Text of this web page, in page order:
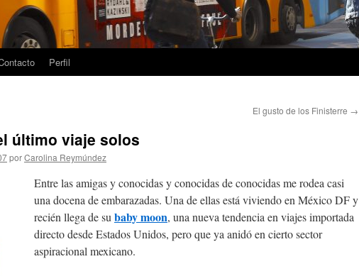
Perfil
El gusto de los Finisterre →
último viaje solos
porCarolina Reymúndez
Entre las amigas y conocidas y conocidas de conocidas me rodea casi
una docena de embarazadas. Una de ellas está viviendo en México DF y
recién llega de su baby moon, una nueva tendencia en viajes importada
directo desde Estados Unidos, pero que ya anidó en cierto sector
aspiracional mexicano.